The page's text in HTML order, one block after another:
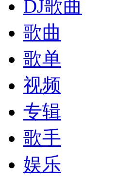
DJ歌曲
歌曲
歌单
视频
专辑
歌手
娱乐